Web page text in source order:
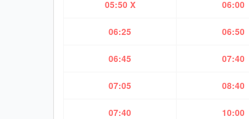
05:50 X 06:00
06:25 06:50
06:45 07:40
07:05 08:40
07:40 10:00